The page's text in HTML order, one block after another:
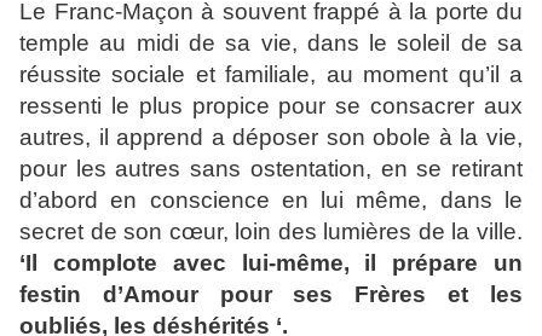
Le Franc-Maçon à souvent frappé à la porte du
temple au midi de sa vie, dans le soleil de sa
réussite sociale et familiale, au moment qu’il a
ressenti le plus propice pour se consacrer aux
autres, il apprend a déposer son obole à la vie,
pour les autres sans ostentation, en se retirant
d’abord en conscience en lui même, dans le
secret de son cœur, loin des lumières de la ville.
‘Il complote avec lui-même, il prépare un
festin d’Amour pour ses Frères et les
oubliés, les déshérités ‘.